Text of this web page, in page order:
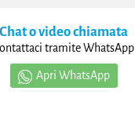
Chat o video chiamata
tramite WhatsApp
Apri WhatsApp